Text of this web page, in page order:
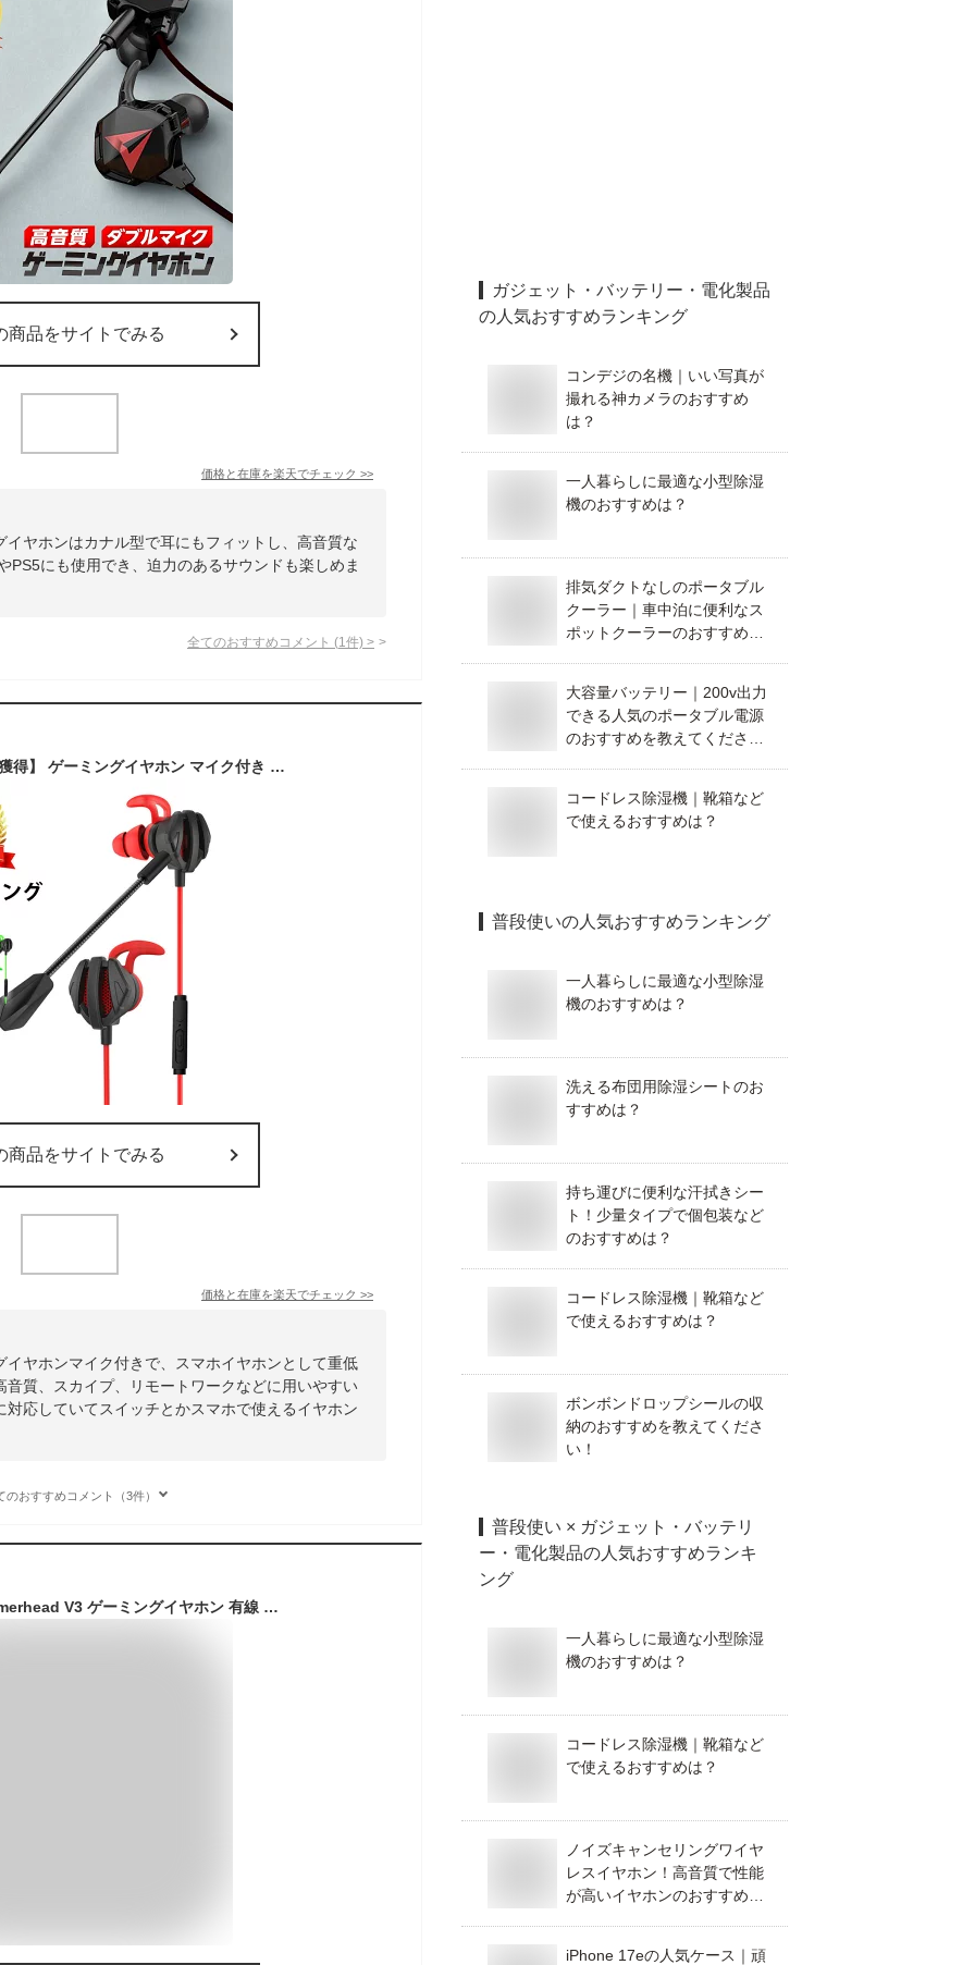
商品をサイトでみる
価格と在庫を楽天でチェック >>
ヤホンはカナル型で耳にもフィットし、高音質な
PS5にも使用でき、迫力のあるサウンドも楽しめま
全てのおすすめコメント (1 件) >
【楽天ランキング1位獲得】 ゲーミングイヤホン マイク付き PS4 マイク ゲーミングヘッドセット ゲーミング ヘッドセット switch スマホ イヤフォン 重低音 通話 音量調節 カナル型 有線 高音質 スカイプ zoom ズーム ゲーミング イヤホン 携帯 ゲーム 有線 スマホ 送料無料
商品をサイトでみる
価格と在庫を楽天でチェック >>
ヤホンマイク付きで、スマホイヤホンとして重低
質、スカイプ、リモートワークなどに用いやすい
応していてスイッチとかスマホで使えるイヤホン
のおすすめコメント（3件）
Razer レイザー Hammerhead V3 ゲーミングイヤホン 有線 ユニバーサル3.5mm カナル型 大型ダイナミック11mmオーディオドライバー カスタムイヤーチップ USB Type C DAC アダプター付 マイク付 インラインコントロール PS4 PS5 Switch PC スマホ 絡まりにくい 1.2 m TPE ケーブル ハンマーヘッド ブイスリー 【日本正規代理店保証品】
ガジェット・バッテリー・電化製品
の人気おすすめランキング
コンデジの名機｜いい写真が
撮れる神カメラのおすすめ
は？
一人暮らしに最適な小型除湿
機のおすすめは？
排気ダクトなしのポータブル
クーラー｜車中泊に便利なス
ポットクーラーのおすすめ
大容量バッテリー｜200v出力
できる人気のポータブル電源
のおすすめを教えてくださ
コードレス除湿機｜靴箱など
で使えるおすすめは？
普段使いの人気おすすめランキング
一人暮らしに最適な小型除湿
機のおすすめは？
洗える布団用除湿シートのお
すすめは？
持ち運びに便利な汗拭きシー
ト！少量タイプで個包装など
のおすすめは？
コードレス除湿機｜靴箱など
で使えるおすすめは？
ボンボンドロップシールの収
納のおすすめを教えてくださ
い！
普段使い × ガジェット・バッテリ
ー・電化製品の人気おすすめランキ
ング
一人暮らしに最適な小型除湿
機のおすすめは？
コードレス除湿機｜靴箱など
で使えるおすすめは？
ノイズキャンセリングワイヤ
レスイヤホン！高音質で性能
が高いイヤホンのおすすめ
iPhone 17eの人気ケース｜頑